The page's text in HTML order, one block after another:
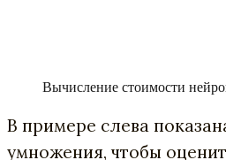
Вычисление стоимости
В примере слева
умножения, чтобы